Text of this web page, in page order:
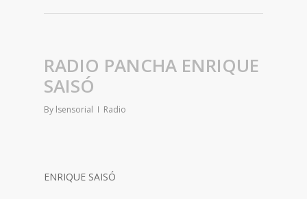
RADIO PANCHA ENRIQUE
SAISÓ
By lsensorial Radio
ENRIQUE SAISÓ